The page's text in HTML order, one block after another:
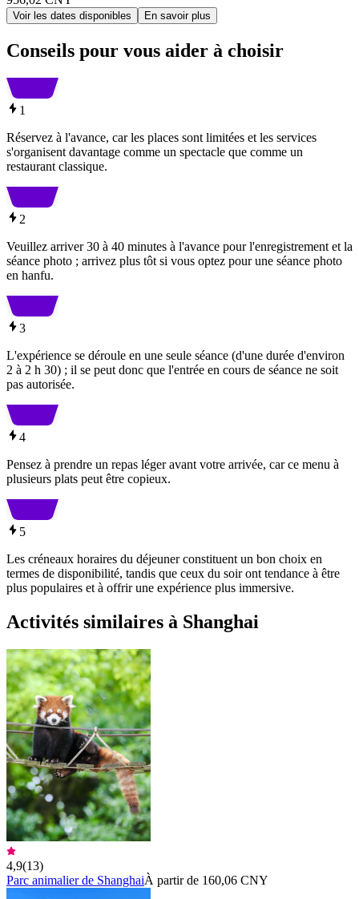
Voir les dates disponibles En savoir plus
Conseils pour vous aider à choisir
1
Réservez à l'avance, car les places sont limitées et les services
s'organisent davantage comme un spectacle que comme un
restaurant classique.
2
Veuillez arriver 30 à 40 minutes à l'avance pour l'enregistrement et la
séance photo ; arrivez plus tôt si vous optez pour une séance photo
en hanfu.
3
L'expérience se déroule en une seule séance (d'une durée d'environ
2 à 2 h 30) ; il se peut donc que l'entrée en cours de séance ne soit
pas autorisée.
4
Pensez à prendre un repas léger avant votre arrivée, car ce menu à
plusieurs plats peut être copieux.
5
Les créneaux horaires du déjeuner constituent un bon choix en
termes de disponibilité, tandis que ceux du soir ont tendance à être
plus populaires et à offrir une expérience plus immersive.
Activités similaires à Shanghai
4,9(13)
Parc animalier de ShanghaiÀ partir de 160,06 CNY